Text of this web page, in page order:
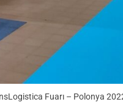
Fuarı – Polonya